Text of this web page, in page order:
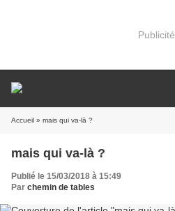
Publicité
Accueil » mais qui va-là ?
mais qui va-là ?
Publié le 15/03/2018 à 15:49
Par chemin de tables